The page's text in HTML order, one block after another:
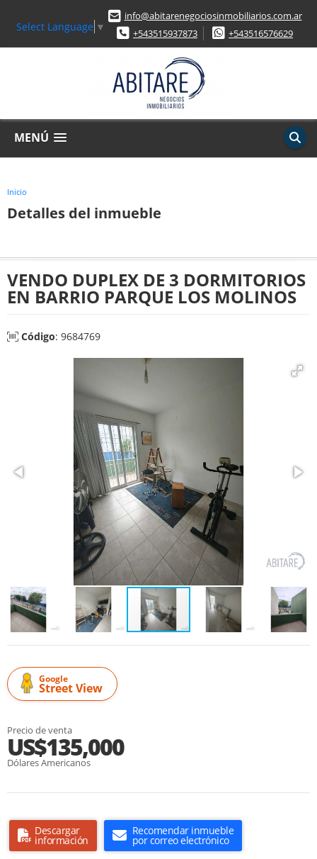
Select Language ▼
info@abitarenegociosinmobiliarios.com.ar
+543515937873
+543516576629
MENÚ
Inicio
Detalles del inmueble
VENDO DUPLEX DE 3 DORMITORIOS
EN BARRIO PARQUE LOS MOLINOS
Código: 9684769
Google
Street View
Precio de venta
US$135,000
Dólares Americanos
Descargar
información
Recomendar inmueble
por correo electrónico